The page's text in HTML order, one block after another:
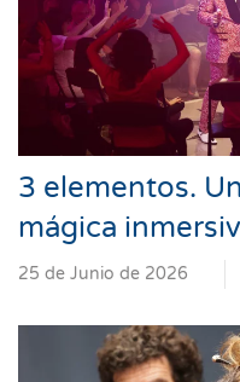
3 elementos.
mágica
25 de Junio de 2026